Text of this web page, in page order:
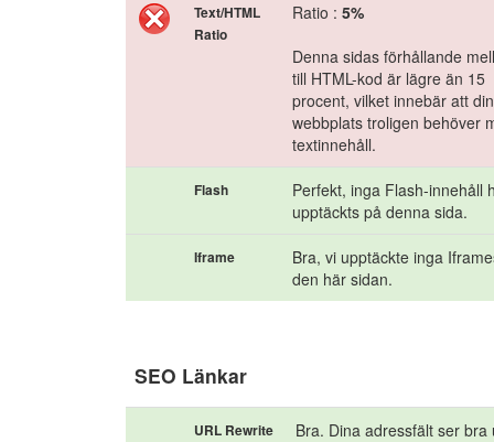
Text/HTML
Ratio
Ratio :5%
Denna sidas förhållande
till HTML-kod är lägre än 15
procent, vilket innebär att din
webbplats troligen behöver
textinnehåll.
Flash
Perfekt, inga Flash-innehåll
upptäckts på denna sida.
Iframe
Bra, vi upptäckte inga
den här sidan.
SEO Länkar
URL Rewrite Bra. Dina adressfält ser bra